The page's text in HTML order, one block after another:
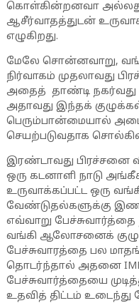
கொள்கின்றனவா அல்லது
ஆசீர்வாதத்துடன்
எழுகிறது.
மேலே சொன்னவாறு,
நிர்வாகம் முதலாவது
அதைத் தாண்டி நகர்வது
அதாவது இந்தக்
பெரும்பான்மையால்
செயற்படுவதாக
இரண்டாவது பிரச்சனை
ஒரு கடனாளி நாடு
உருவாக்கப்பட்ட ஒரு
வேண்டுதல்களுக்கு
எவ்வாறு பேச்சுவார்த்தை
வங்கி ஆலோசனைக்
பேச்சுவாரத்தை பல
தொடர்ந்தால் அதனை IMF
பேச்சுவார்த்தையை
உதவித் திட்டம் உடைந்து